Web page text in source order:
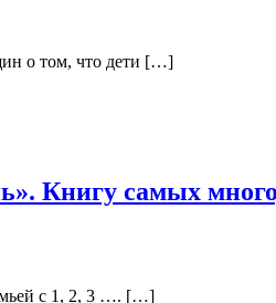
о том, что дети […]
Книгу самых
с 1, 2, 3 …. […]